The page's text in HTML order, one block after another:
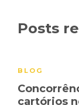
Posts
BLOG
cartórios